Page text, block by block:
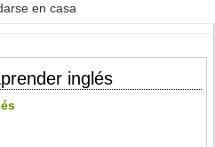
en casa
inglés